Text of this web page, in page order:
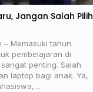
Jangan Salah Pilih
– Memasuki tahun
pembelajaran di
penting. Salah
laptop bagi anak. Ya,